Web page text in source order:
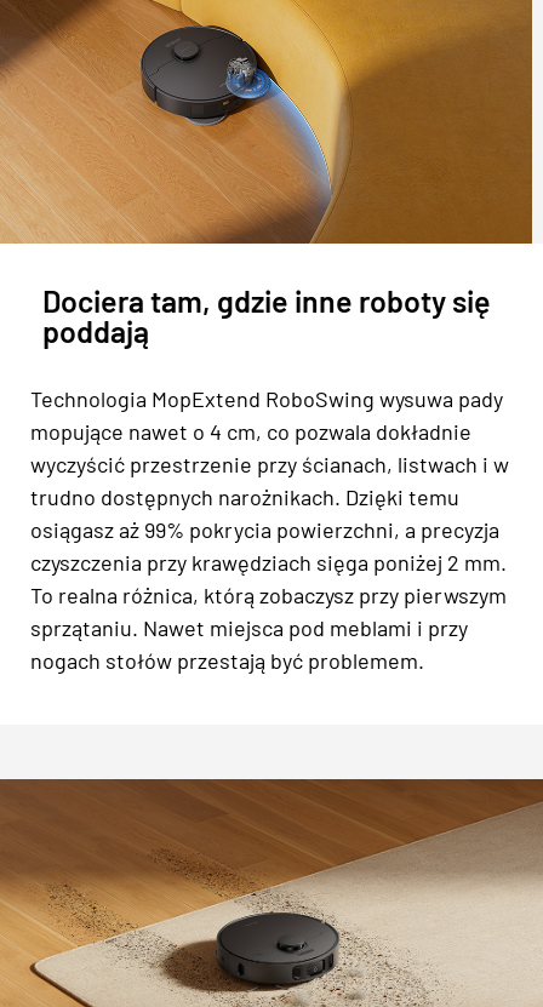
Dociera tam, gdzie inne roboty się
poddają
Technologia MopExtend RoboSwing wysuwa pady
mopujące nawet o 4 cm, co pozwala dokładnie
wyczyścić przestrzenie przy ścianach, listwach i w
trudno dostępnych narożnikach. Dzięki temu
osiągasz aż 99% pokrycia powierzchni, a precyzja
czyszczenia przy krawędziach sięga poniżej 2 mm.
To realna różnica, którą zobaczysz przy pierwszym
sprzątaniu. Nawet miejsca pod meblami i przy
nogach stołów przestają być problemem.